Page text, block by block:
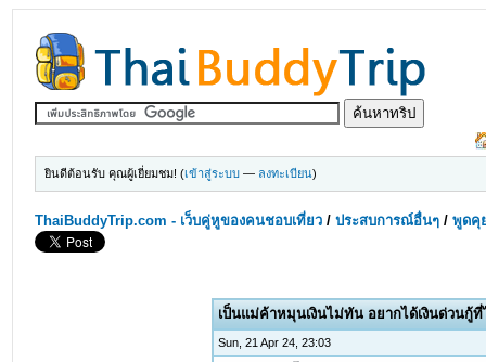
ยินดีต้อนรับ คุณผู้เยี่ยมชม! (เข้าสู่ระบบ — ลงทะเบียน)
ThaiBuddyTrip.com - เว็บคู่หูของคนชอบเที่ยว /ประสบการณ์อื่นๆ /พูดคุ
เป็นแม่ค้าหมุนเงินไม่ทัน อยากได้เงินด่วนกู้
Sun, 21 Apr 24, 23:03